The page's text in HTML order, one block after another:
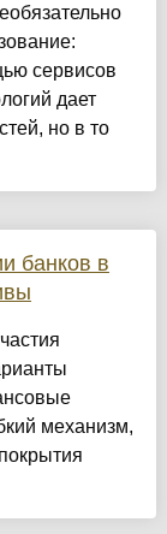
сервисов
дает
но в то
банков в
механизм,